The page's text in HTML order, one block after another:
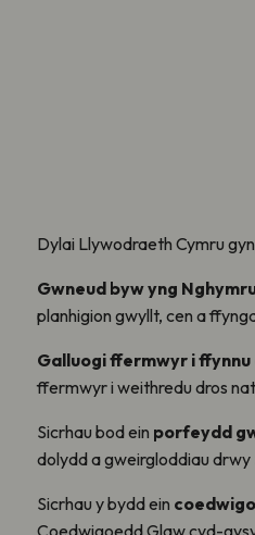
Dylai Llywodraeth Cymru
Gwneud byw yng
planhigion gwyllt, cen a
Galluogi ffermwyr i ffynnu
ffermwyr i weithredu dros
Sicrhau bod ein porfeydd
dolydd a gweirgloddiau
Sicrhau y bydd ein
Coedwigoedd Glaw cyd-